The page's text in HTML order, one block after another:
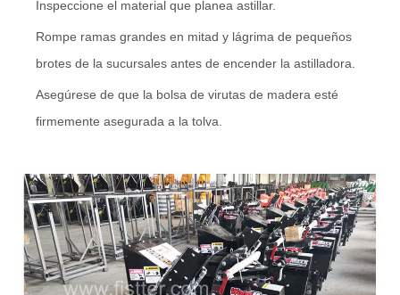
Inspeccione el material que planea astillar.
Rompe ramas grandes en mitad y lágrima de pequeños
brotes de la sucursales antes de encender la astilladora.
Asegúrese de que la bolsa de virutas de madera esté
firmemente asegurada a la tolva